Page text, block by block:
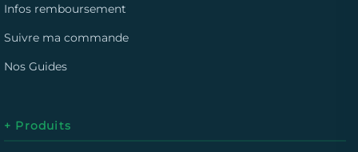
Infos remboursement
Suivre ma commande
Nos Guides
+ Produits